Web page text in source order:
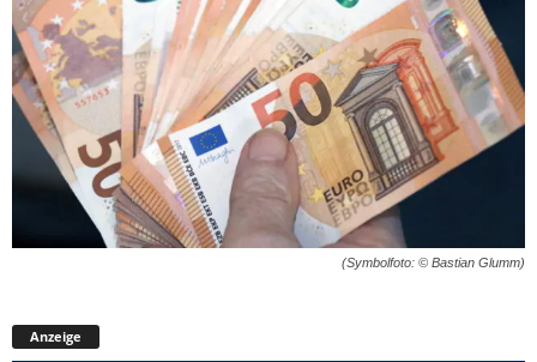
(Symbolfoto: © Bastian Glumm)
Anzeige